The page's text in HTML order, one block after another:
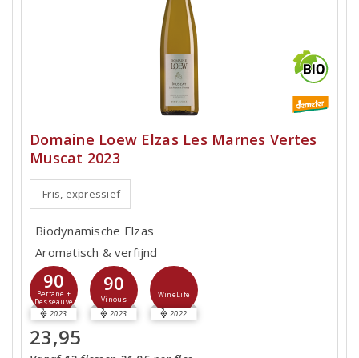
Domaine Loew Elzas Les Marnes Vertes
Muscat 2023
Fris, expressief
Biodynamische Elzas
Aromatisch & verfijnd
90
Bettane +
Desseauve
2023
90
Vinous
2023
WineLife
2022
23,95